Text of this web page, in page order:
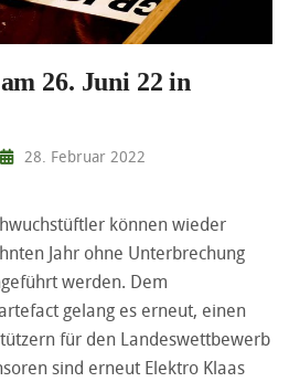
26. Juni 22 in
28. Februar 2022
können wieder
Jahr ohne Unterbrechung
werden. Dem
gelang es erneut, einen
für den Landeswettbewerb
sind erneut Elektro Klaas